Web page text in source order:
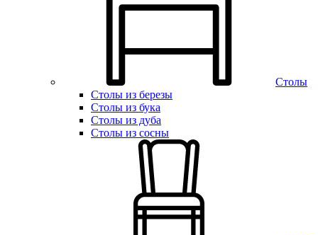
Столы
Столы из березы
Столы из бука
Столы из дуба
Столы из сосны